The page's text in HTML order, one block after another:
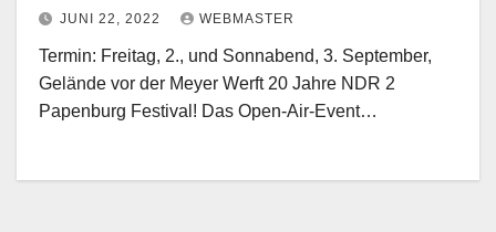
JUNI 22, 2022 WEBMASTER
Termin: Freitag, 2., und Sonnabend, 3. September,
Gelände vor der Meyer Werft 20 Jahre NDR 2
Papenburg Festival! Das Open-Air-Event…